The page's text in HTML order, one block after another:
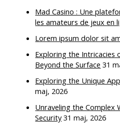
Mad Casino : Une
les amateurs de jeux en
Lorem ipsum dolor sit
Exploring the Intricacies
Beyond the Surface 31
Exploring the Unique
maj, 2026
Unraveling the Complex
Security 31 maj, 2026